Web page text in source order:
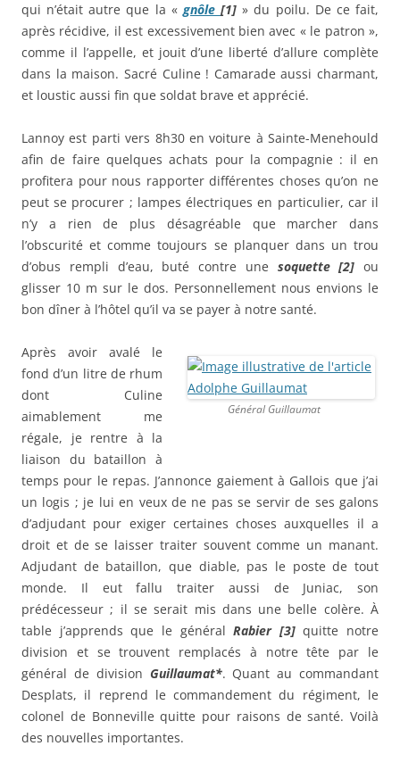
qui n’était autre que la «gnôle[1]» du poilu. De ce fait,
après récidive, il est excessivement bien avec « le patron »,
comme il l’appelle, et jouit d’une liberté d’allure complète
dans la maison. Sacré Culine ! Camarade aussi charmant,
et loustic aussi fin que soldat brave et apprécié.
Lannoy est parti vers 8h30 en voiture à Sainte-Menehould
afin de faire quelques achats pour la compagnie : il en
profitera pour nous rapporter différentes choses qu’on ne
peut se procurer ; lampes électriques en particulier, car il
n’y a rien de plus désagréable que marcher dans
l’obscurité et comme toujours se planquer dans un trou
d’obus rempli d’eau, buté contre une soquette [2] ou
glisser 10 m sur le dos. Personnellement nous envions le
bon dîner à l’hôtel qu’il va se payer à notre santé.
Général Guillaumat
Après avoir avalé le
fond d’un litre de rhum
dont Culine
aimablement me
régale, je rentre à la
liaison du bataillon à
temps pour le repas. J’annonce gaiement à Gallois que j’ai
un logis ; je lui en veux de ne pas se servir de ses galons
d’adjudant pour exiger certaines choses auxquelles il a
droit et de se laisser traiter souvent comme un manant.
Adjudant de bataillon, que diable, pas le poste de tout
monde. Il eut fallu traiter aussi de Juniac, son
prédécesseur ; il se serait mis dans une belle colère. À
table j’apprends que le généralRabier [3]quitte notre
division et se trouvent remplacés à notre tête par le
général de division Guillaumat*. Quant au commandant
Desplats, il reprend le commandement du régiment, le
colonel de Bonneville quitte pour raisons de santé. Voilà
des nouvelles importantes.